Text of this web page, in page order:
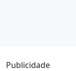
Publicidade